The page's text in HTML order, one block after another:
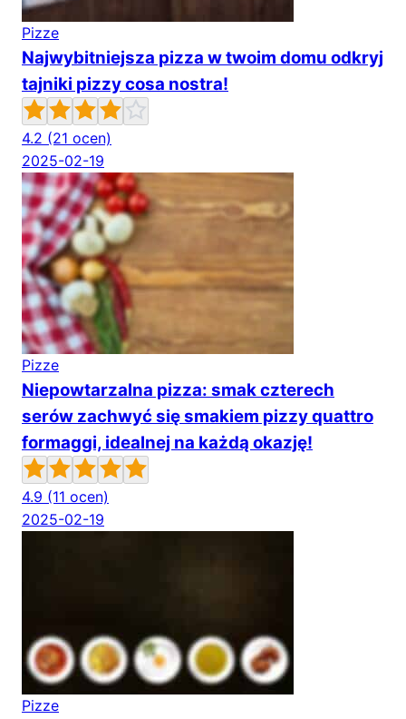
Pizze
Najwybitniejsza pizza w twoim domu odkryj
tajniki pizzy cosa nostra!
4.2 (21 ocen)
2025-02-19
Pizze
Niepowtarzalna pizza: smak czterech
serów zachwyć się smakiem pizzy quattro
formaggi, idealnej na każdą okazję!
4.9 (11 ocen)
2025-02-19
Pizze